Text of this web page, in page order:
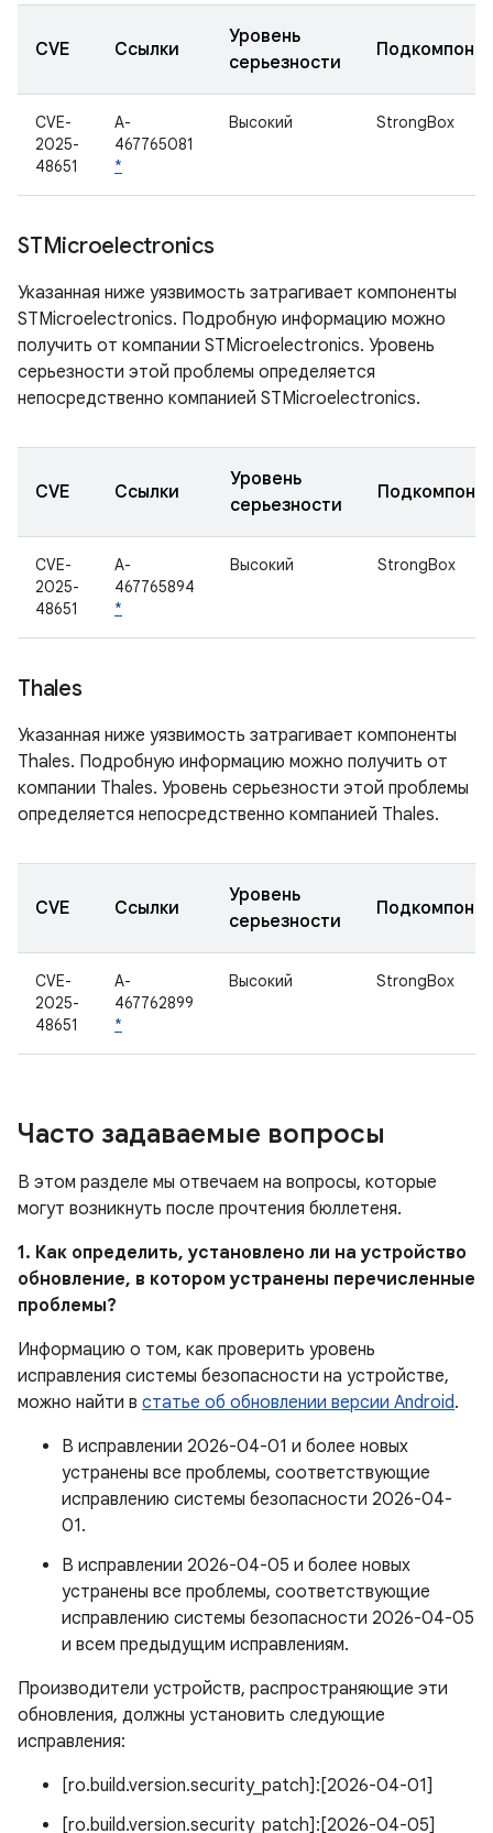
CVE Ссылки
Уровень
серьезности
CVE-
2025-
48651
A-
467765081
*
Высокий StrongBox
STMicroelectronics
Указанная ниже уязвимость затрагивает компоненты
STMicroelectronics. Подробную информацию можно
получить от компании STMicroelectronics. Уровень
серьезности этой проблемы определяется
непосредственно компанией STMicroelectronics.
CVE Ссылки
Уровень
серьезности
CVE-
2025-
48651
A-
467765894
*
Высокий StrongBox
Thales
Указанная ниже уязвимость затрагивает компоненты
Thales. Подробную информацию можно получить от
компании Thales. Уровень серьезности этой проблемы
определяется непосредственно компанией Thales.
CVE Ссылки
Уровень
серьезности
CVE-
2025-
48651
A-
467762899
*
Высокий StrongBox
Часто задаваемые вопросы
В этом разделе мы отвечаем на вопросы, которые
могут возникнуть после прочтения бюллетеня.
1. Как определить, установлено ли на устройство
обновление, в котором устранены перечисленные
проблемы?
Информацию о том, как проверить уровень
исправления системы безопасности на устройстве,
можно найти в статье об обновлении версии Android.
В исправлении 2026-04-01 и более новых
устранены все проблемы, соответствующие
исправлению системы безопасности 2026-04-
01.
В исправлении 2026-04-05 и более новых
устранены все проблемы, соответствующие
исправлению системы безопасности 2026-04-05
и всем предыдущим исправлениям.
Производители устройств, распространяющие эти
обновления, должны установить следующие
исправления:
[ro.build.version.security_patch]:[2026-04-01]
[ro.build.version.security_patch]:[2026-04-05]